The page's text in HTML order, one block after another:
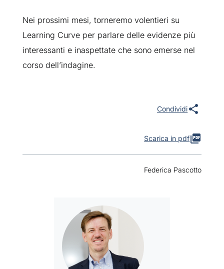
Nei prossimi mesi, torneremo volentieri su
Learning Curve per parlare delle evidenze più
interessanti e inaspettate che sono emerse nel
corso dell’indagine.
Scarica in pdf
Federica Pascotto